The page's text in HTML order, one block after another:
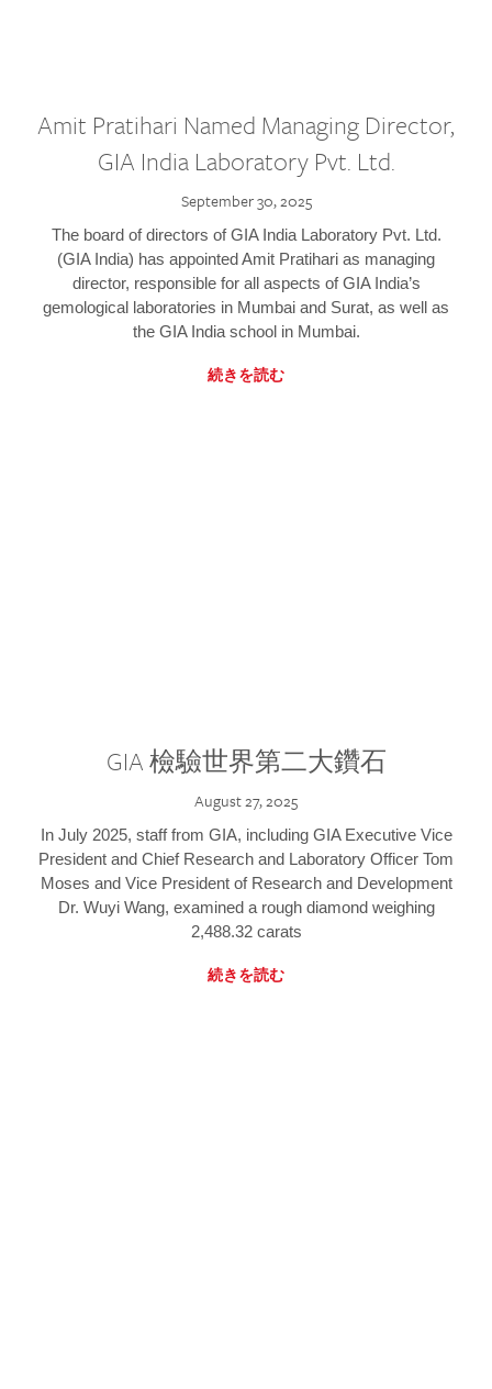
Amit Pratihari Named Managing Director,
GIA India Laboratory Pvt. Ltd.
September 30, 2025
The board of directors of GIA India Laboratory Pvt. Ltd.
(GIA India) has appointed Amit Pratihari as managing
director, responsible for all aspects of GIA India’s
gemological laboratories in Mumbai and Surat, as well as
the GIA India school in Mumbai.
続きを読む
GIA 檢驗世界第二大鑽石
August 27, 2025
In July 2025, staff from GIA, including GIA Executive Vice
President and Chief Research and Laboratory Officer Tom
Moses and Vice President of Research and Development
Dr. Wuyi Wang, examined a rough diamond weighing
2,488.32 carats
続きを読む